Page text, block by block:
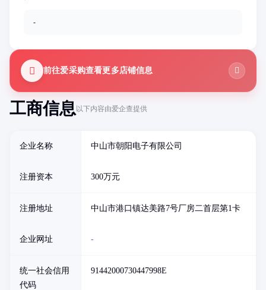
工商信息以下内容由爱企查提供
企业名称 中山市朝阳电子有限公司
注册资本 300万元
注册地址 中山市港口镇达美路7号厂房二首层第1卡
企业网址 -
统一社会信用
代码
91442000730447998E
-
前往爱采购查看更多店铺信息